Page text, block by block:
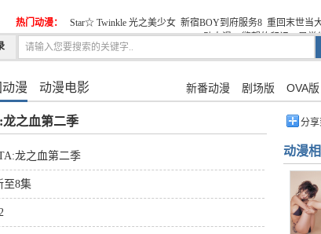
热门动漫： Star☆ Twinkle 光之美少女 新宿BOY到府服务8 重回末世当
动态漫 S慾望的印记6 异常
漫 动漫电影 新番动漫 剧场版 OVA版
之血第二季
龙之血第二季
至8集
分享
动漫